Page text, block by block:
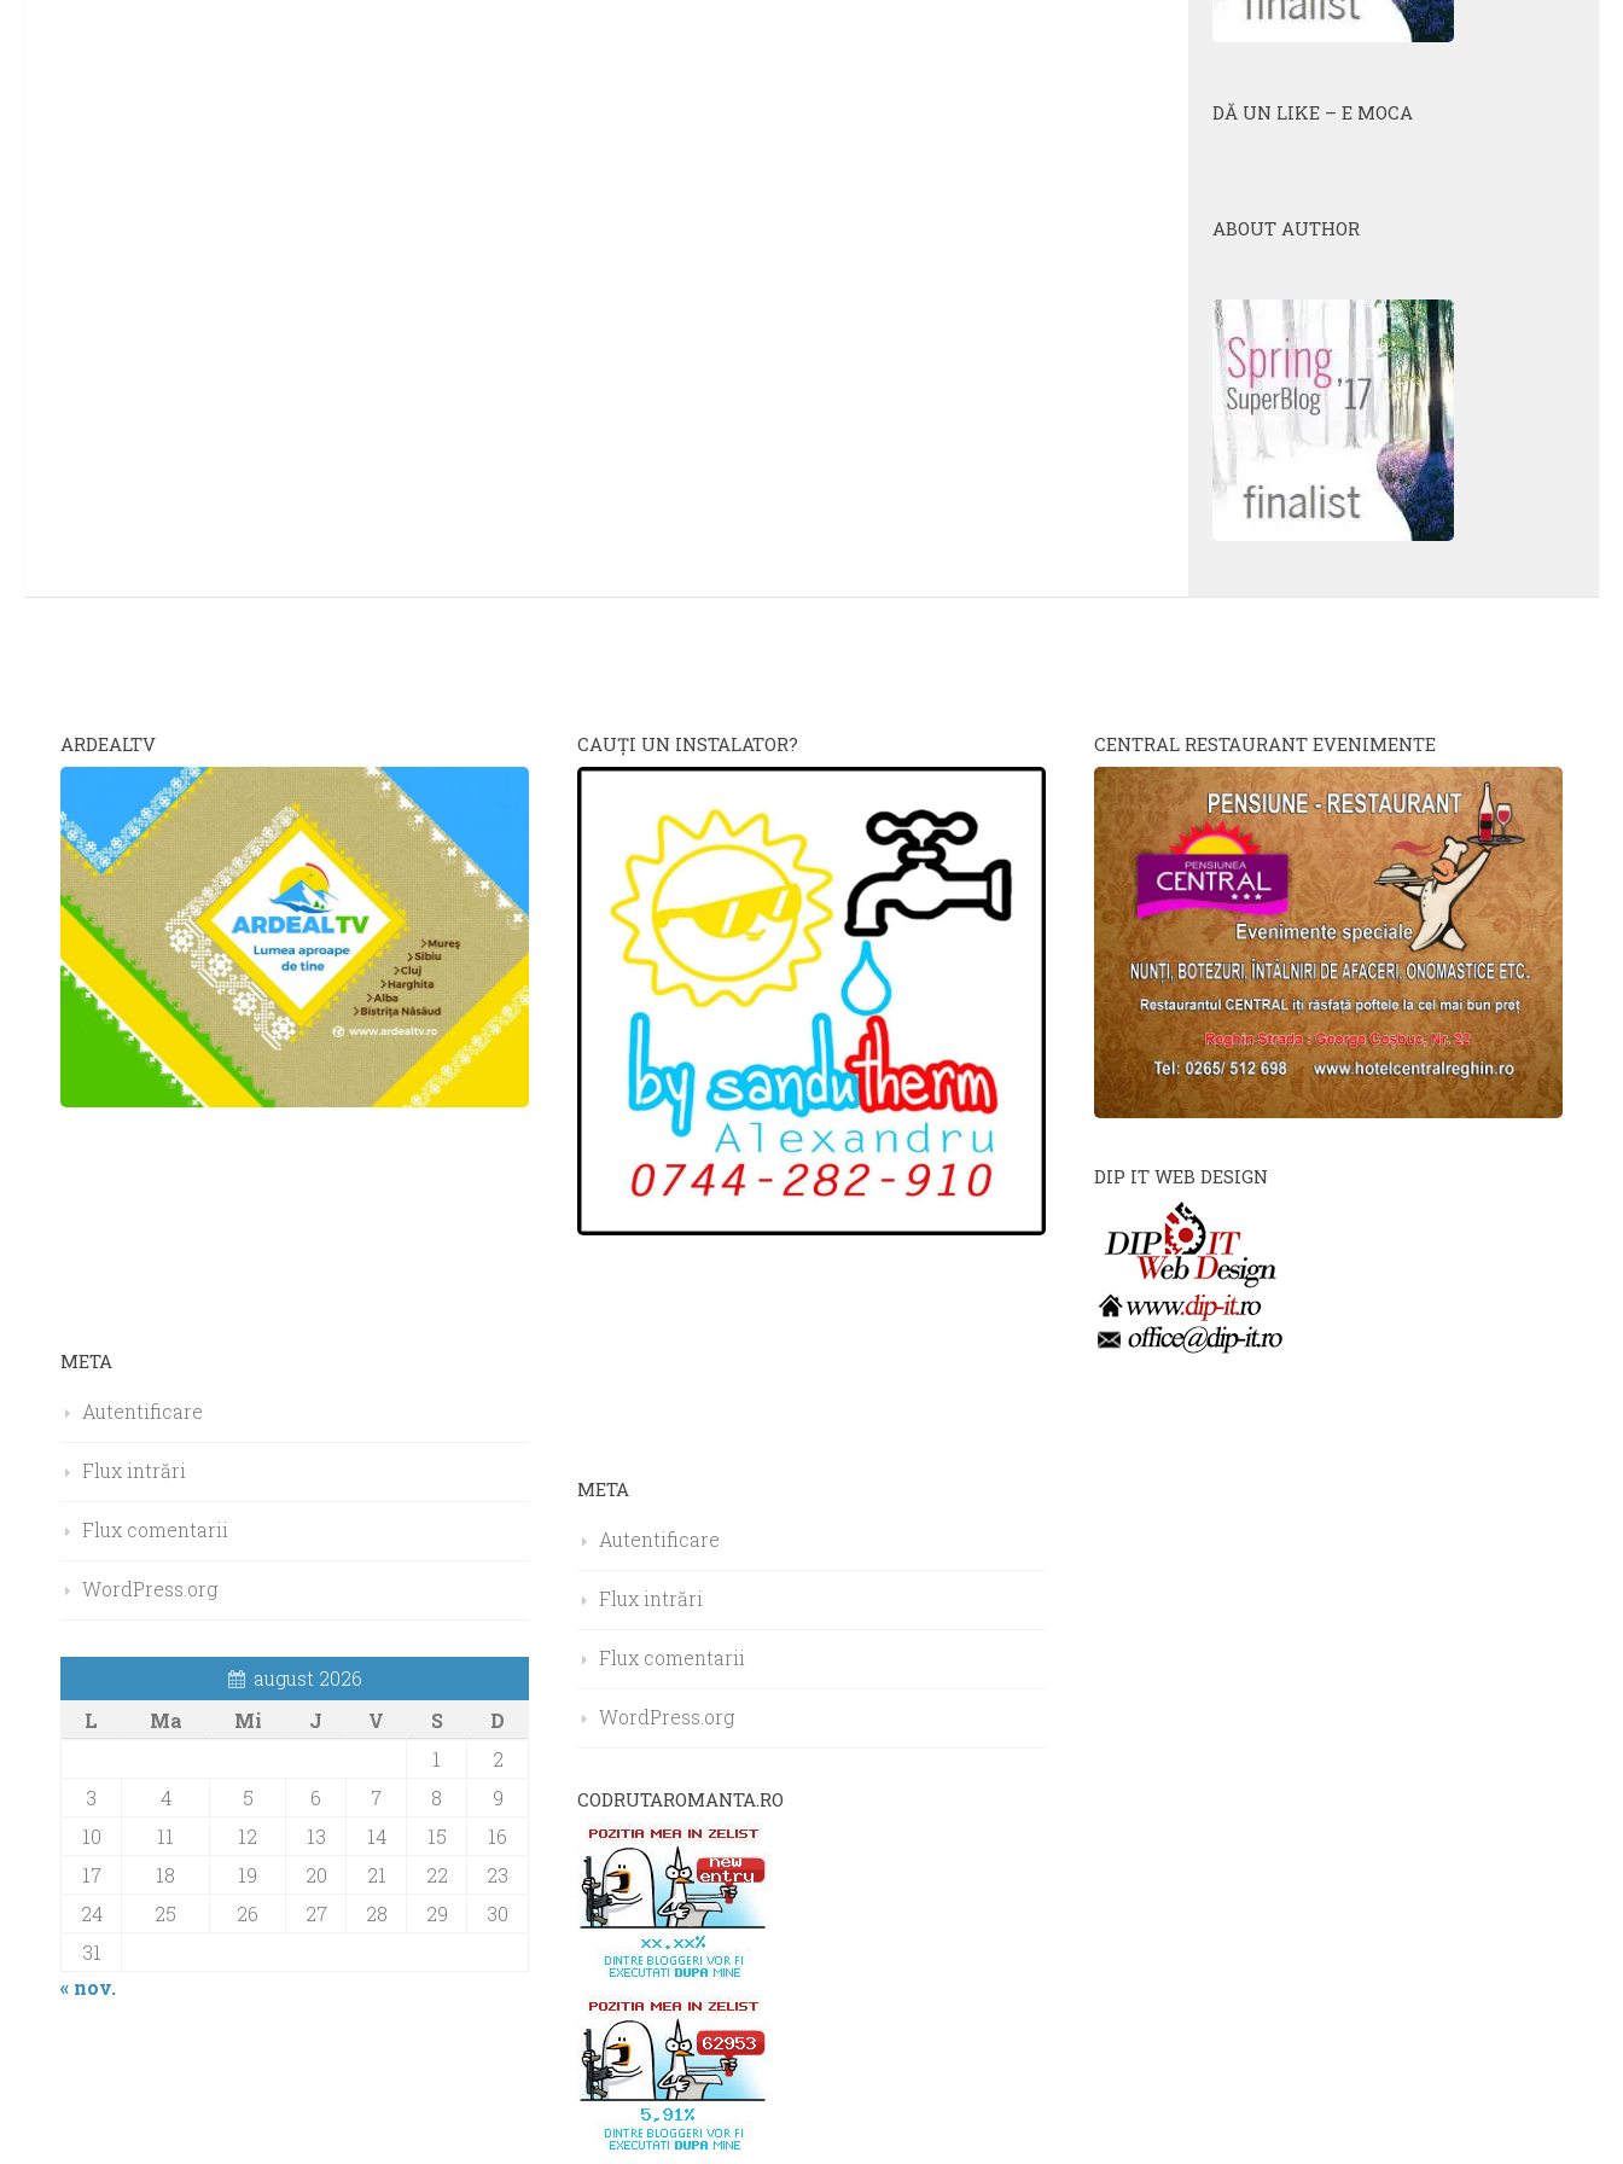
DĂ UN LIKE – E MOCA
ABOUT AUTHOR
ARDEALTV
META
Autentificare
Flux intrări
Flux comentarii
WordPress.org
august 2026
L
Ma Mi J V S
D
1
2
3
4 5 6 7 8
9
10
11 12 13 14 15
16
17
18 19 20 21 22
23
24
25 26 27 28 29
30
31
« nov.
CAUŢI UN INSTALATOR?
META
Autentificare
Flux intrări
Flux comentarii
WordPress.org
CODRUTAROMANTA.RO
CENTRAL RESTAURANT EVENIMENTE
DIP IT WEB DESIGN